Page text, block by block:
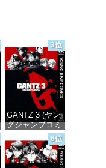
3位
GANTZ 3 (ヤン
グジャンプコミ
ックスDIGITAL)
価格：¥100
6位